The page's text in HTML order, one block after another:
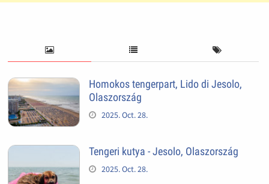
Homokos tengerpart, Lido di Jesolo,
Olaszország
2025. Oct. 28.
Tengeri kutya - Jesolo, Olaszország
2025. Oct. 28.